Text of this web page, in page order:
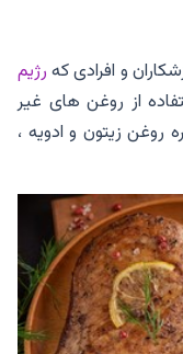
و افرادی کهرژیم
از روغن های غیر
روغن زیتون و ادویه ،